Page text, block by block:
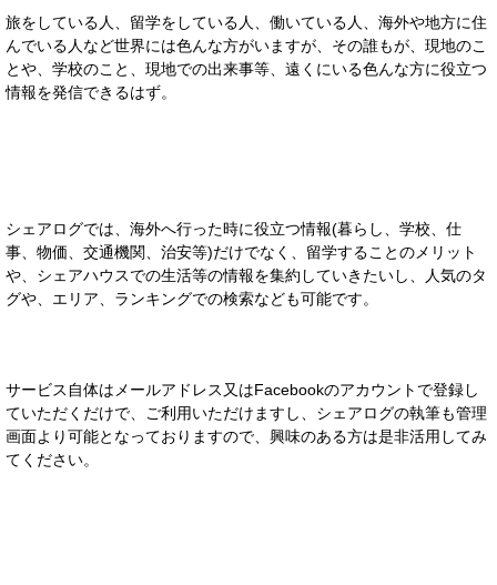
旅をしている人、留学をしている人、働いている人、海外や地方に住
んでいる人など世界には色んな方がいますが、その誰もが、現地のこ
とや、学校のこと、現地での出来事等、遠くにいる色んな方に役立つ
情報を発信できるはず。
シェアログでは、海外へ行った時に役立つ情報(暮らし、学校、仕
事、物価、交通機関、治安等)だけでなく、留学することのメリット
や、シェアハウスでの生活等の情報を集約していきたいし、人気のタ
グや、エリア、ランキングでの検索なども可能です。
サービス自体はメールアドレス又はFacebookのアカウントで登録し
ていただくだけで、ご利用いただけますし、シェアログの執筆も管理
画面より可能となっておりますので、興味のある方は是非活用してみ
てください。